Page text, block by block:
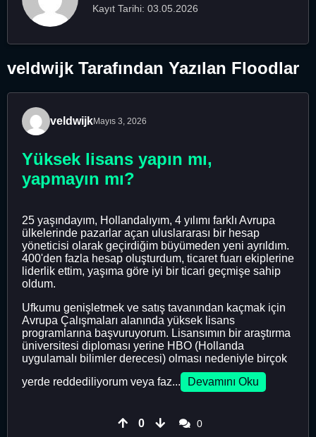
Kayıt Tarihi: 03.05.2026
veldwijk Tarafından Yazılan Floodlar
veldwijkMayıs 3, 2026
Yüksek lisans yapın mı,
yapmayın mı?
25 yaşındayım, Hollandalıyım, 4 yılımı farklı Avrupa
ülkelerinde pazarlar açan uluslararası bir hesap
yöneticisi olarak geçirdiğim büyümeden yeni ayrıldım.
400'den fazla hesap oluşturdum, ticaret fuarı ekiplerine
liderlik ettim, yaşıma göre iyi bir ticari geçmişe sahip
oldum.
Ufkumu genişletmek ve satış tavanından kaçmak için
Avrupa Çalışmaları alanında yüksek lisans
programlarına başvuruyorum. Lisansımın bir araştırma
üniversitesi diploması yerine HBO (Hollanda
uygulamalı bilimler derecesi) olması nedeniyle birçok
yerde reddediliyorum veya faz...
Devamını Oku
0
0